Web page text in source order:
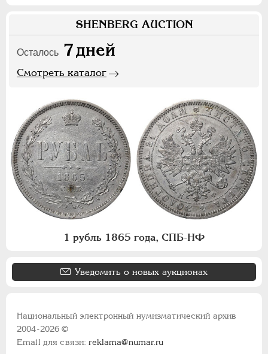
SHENBERG AUCTION
Осталось 7дней
Смотреть каталог
1 рубль 1865 года, СПБ-НФ
Уведомить о новых аукционах
Национальный электронный нумизматический архив
2004-2026 ©
Email для связи:reklama@numar.ru